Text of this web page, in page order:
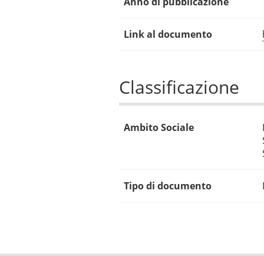
Link al documento
Classificazione
Ambito Sociale
Tipo di documento